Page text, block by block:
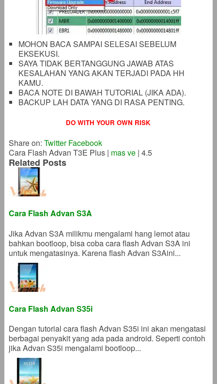
MOHON BACA SAMPAI SELESAI SEBELUM
EKSEKUSI.
SAYA TIDAK BERTANGGUNG JAWAB ATAS
KESALAHAN YANG AKAN TERJADI PADA HH
KAMU.
BACA NOTE DI BAWAH TUTORIAL (JIKA ADA).
BACKUP LAH DATA YANG DI RASA PENTING.
DO WITH YOUR OWN RISK
Share on: Twitter Facebook
Cara Flash Advan T3E Plus| mas ve | 4.5
Related Posts
Cara Flash Advan S3A
Jika Advan S3A milikmu mengalami hang lemot atau
bahkan bootloop, bisa coba cara flash Advan S3A ini
untuk mengatasinya. Karena flash Advan S3Aini...
Cara Flash Advan S35i
Dengan tutorial cara flash Advan S35i ini akan mengatasi
berbagai penyakit yang ada pada android. Seperti contoh
jika Advan S35i mengalami bootloop...